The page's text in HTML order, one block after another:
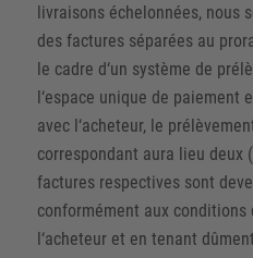
livraisons échelonnées, nous
des factures séparées au
le cadre d‘un système de
l‘espace unique de paiement
avec l‘acheteur, le
correspondant aura lieu deux
factures respectives sont
conformément aux conditions
l‘acheteur et en tenant